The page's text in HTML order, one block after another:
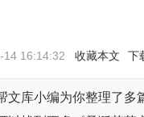
14 16:14:32 收藏本文 下
文库小编为你整理了多